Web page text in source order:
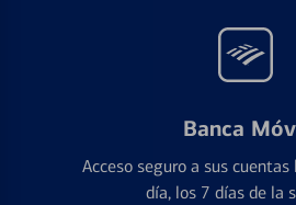
Banca
Acceso seguro a sus
día, los 7 días de la